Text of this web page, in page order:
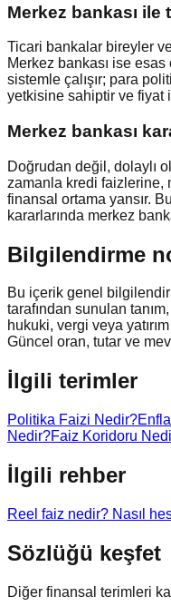
Merkez bankası ile
Ticari bankalar bireyler
Merkez bankası ise
sistemle çalışır; para
yetkisine sahiptir ve fiyat
Merkez bankası
Doğrudan değil, dolaylı
zamanla kredi faizlerine,
finansal ortama yansır.
kararlarında merkez
Bilgilendirme
Bu içerik genel
tarafından sunulan
hukuki, vergi veya
Güncel oran, tutar ve
İlgili terimler
Politika Faizi Nedir?
Nedir?Faiz Koridoru
İlgili rehber
Reel faiz nedir? Nasıl
Sözlüğü keşfet
Diğer finansal terimleri